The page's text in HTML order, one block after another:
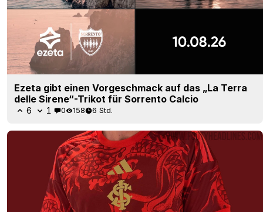
Ezeta gibt einen Vorgeschmack auf das „La Terra
delle Sirene“-Trikot für Sorrento Calcio
6 1 0 158 6 Std.